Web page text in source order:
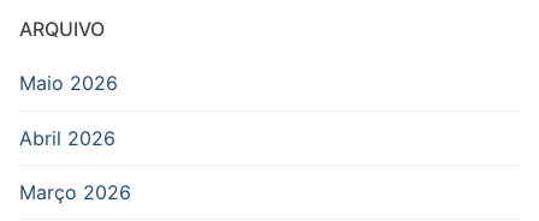
ARQUIVO
Maio 2026
Abril 2026
Março 2026